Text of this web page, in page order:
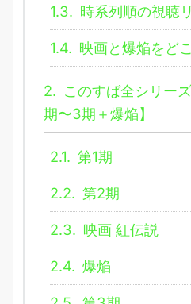
1.3. 時系列順の視聴
1.4. 映画と爆焔をど
2. このすば全シリー
期〜3期＋爆焔】
2.1. 第1期
2.2. 第2期
2.3. 映画 紅伝説
2.4. 爆焔